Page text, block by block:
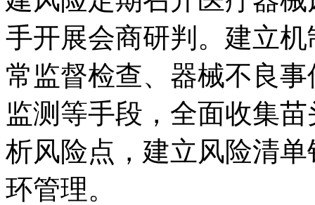
手开展会商研判。建立机
常监督检查、器械不良
监测等手段，全面收集
析风险点，建立风险清
环管理。